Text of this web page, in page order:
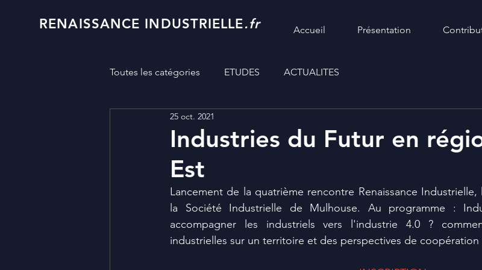
RENAISSANCE INDUSTRIELLE.fr Accueil Présentation
Toutes les catégories ETUDES ACTUALITES
Industries du Futur en
Est
25 oct. 2021
Lancement de la quatrième rencontre Renaissance Industrielle,
la Société Industrielle de Mulhouse. Au programme :
accompagner les industriels vers l'industrie 4.0 ?
industrielles sur un territoire et des perspectives de coopération